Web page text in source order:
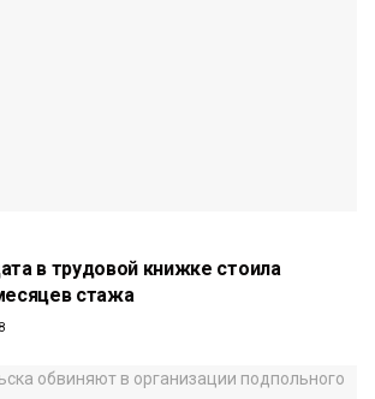
в трудовой книжке стоила
стажа